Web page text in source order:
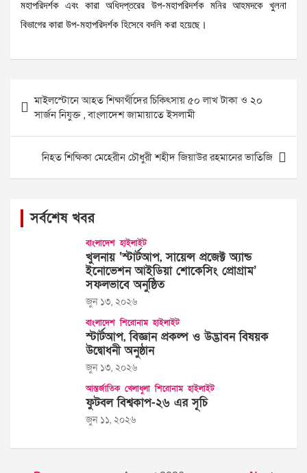
মহাপরিদর্শক এবং কারা অধিদপ্তরের উপ-মহাপরিদর্শক মনির আহমদকে খুলনা
বিভাগের কারা উপ-মহাপরিদর্শক হিসেবে বদলি করা হয়েছে।
Post
navigation
মাইলস্টোনে আহত শিক্ষার্থীদের চিকিৎসায় ৫০ লাখ টাকা ও ২০
সার্জন নিযুক্ত , বাংলাদেশ জামায়াতে ইসলামী
নিহত শিক্ষিকা মেহেরীন চৌধুরী শহীদ জিয়াউর রহমানের ভাতিজি
সর্বশেষ খবর
বাংলাদেশ হাইলাইট
খুলনায় ‘স্টার্টআপ, সায়েন্স প্রজেক্ট অ্যান্ড
ইনোভেশন আইডিয়া শোকেসিং প্রোগ্রাম’
সফলভাবে অনুষ্ঠিত
জুন ১৩, ২০২৬
বাংলাদেশ শিরোনাম হাইলাইট
স্টার্টআপ, বিজ্ঞান প্রকল্প ও উদ্ভাবন বিষয়ক
উদ্বোধনী অনুষ্ঠান
জুন ১৩, ২০২৬
আন্তর্জাতিক খেলাধুলা শিরোনাম হাইলাইট
ফুটবল বিশ্বকাপ-২৬ এর সূচি
জুন ১১, ২০২৬